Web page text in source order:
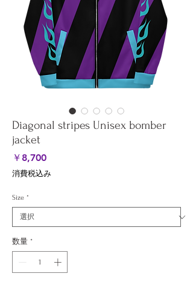
Diagonal stripes Unisex bomber
jacket
￥8,700価
格
消費税込み
Size *
数量 *